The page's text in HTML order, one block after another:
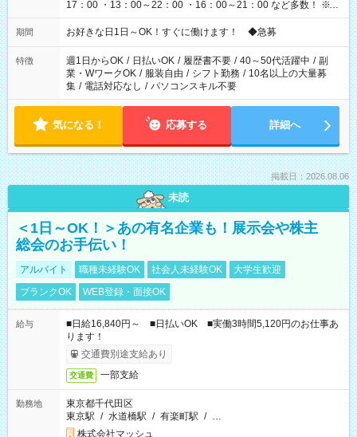
17：00 ・13：00～22：00 ・16：00～21：00 など多数！ ※お
仕事により勤務時間が異なります
期間 お好きな日1日～OK！すぐに働けます！ ◆急募
特徴 週1日からOK / 日払いOK / 履歴書不要 / 40～50代活躍中 / 副
業・WワークOK / 服装自由 / シフト勤務 / 10名以上の大量募
集 / 電話対応なし / パソコンスキル不要
気になる！ 応募する 詳細へ
掲載日：2026.08.06
未読
＜1日～OK！＞あの有名企業も！展示会や株主
総会のお手伝い！
アルバイト 職種未経験OK 社会人未経験OK
大学生歓迎
ブランクOK
WEB登録・面接OK
給与
■日給16,840円～ ■日払いOK ■実働3時間5,120円のお仕事あ
ります！
交通費別途支給あり
交通費 一部支給
勤務地
東京都千代田区
東京駅 / 水道橋駅 / 有楽町駅 / …
株式会社マッシュ